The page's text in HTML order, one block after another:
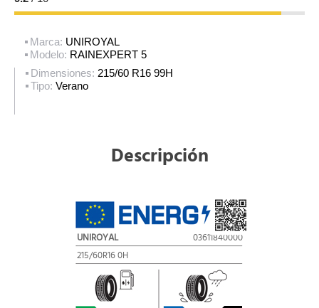
Marca: UNIROYAL
Modelo: RAINEXPERT 5
Dimensiones: 215/60 R16 99H
Tipo: Verano
Descripción
UNIROYAL
03611840000
215/60R16 0H